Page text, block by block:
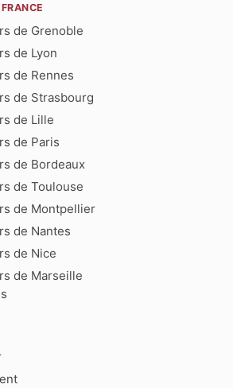
de Grenoble
de Lyon
de Rennes
de Strasbourg
de Lille
de Paris
de Bordeaux
de Toulouse
de Montpellier
de Nantes
de Nice
de Marseille